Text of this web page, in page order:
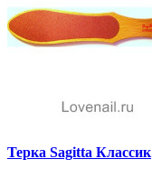
Терка Sagitta Классик